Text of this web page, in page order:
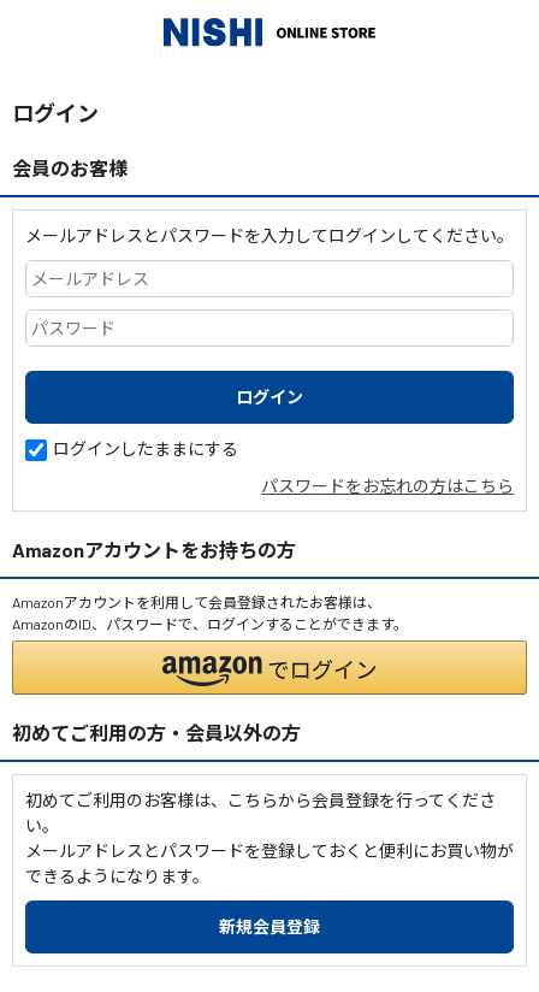
ログイン
会員のお客様
メールアドレスとパスワードを入力してログインしてください。
ログインしたままにする
パスワードをお忘れの方はこちら
Amazonアカウントをお持ちの方
Amazonアカウントを利用して会員登録されたお客様は、
AmazonのID、パスワードで、ログインすることができます。
初めてご利用の方・会員以外の方
初めてご利用のお客様は、こちらから会員登録を行ってくださ
い。
メールアドレスとパスワードを登録しておくと便利にお買い物が
できるようになります。